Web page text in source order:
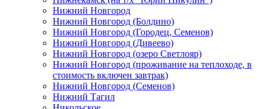
Нижний Новгород
Нижний Новгород (Болдино)
Нижний Новгород (Городец, Семенов)
Нижний Новгород (Дивеево)
Нижний Новгород (озеро Светлояр)
Нижний Новгород (проживание на теплоходе, в
стоимость включен завтрак)
Нижний Новгород (Семенов)
Нижний Тагил